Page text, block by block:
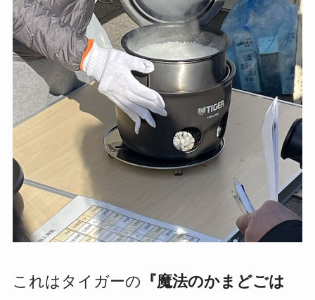
これはタイガーの 『魔法のかまどごは